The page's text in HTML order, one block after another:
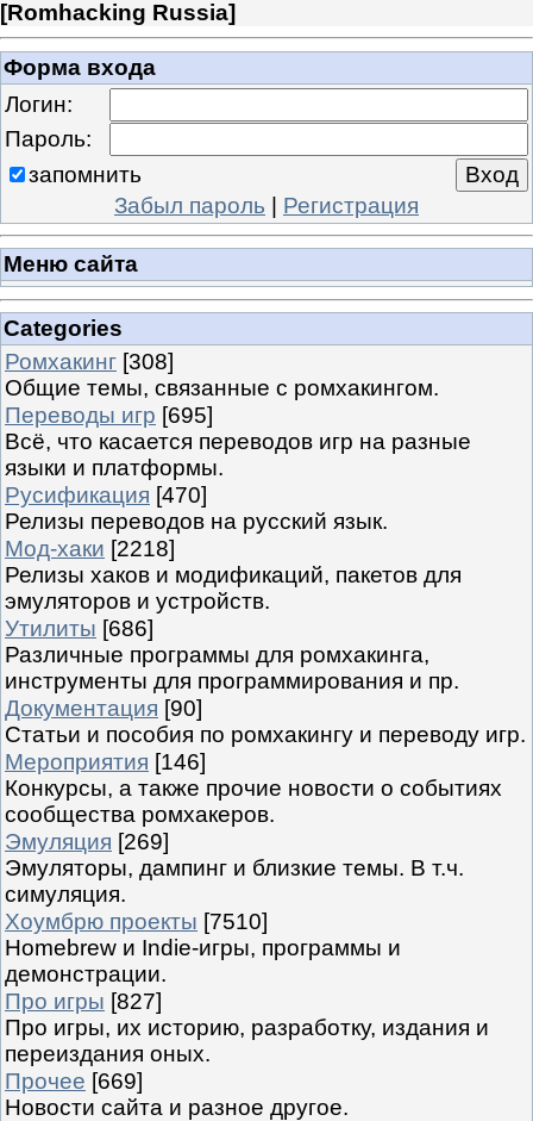
[Romhacking Russia]
Форма входа
Логин:
Пароль:
запомнить
Забыл пароль | Регистрация
Меню сайта
Categories
Ромхакинг [308]
Общие темы, связанные с ромхакингом.
Переводы игр [695]
Всё, что касается переводов игр на разные
языки и платформы.
Русификация [470]
Релизы переводов на русский язык.
Мод-хаки [2218]
Релизы хаков и модификаций, пакетов для
эмуляторов и устройств.
Утилиты [686]
Различные программы для ромхакинга,
инструменты для программирования и пр.
Документация [90]
Статьи и пособия по ромхакингу и переводу игр.
Мероприятия [146]
Конкурсы, а также прочие новости о событиях
сообщества ромхакеров.
Эмуляция [269]
Эмуляторы, дампинг и близкие темы. В т.ч.
симуляция.
Хоумбрю проекты [7510]
Homebrew и Indie-игры, программы и
демонстрации.
Про игры [827]
Про игры, их историю, разработку, издания и
переиздания оных.
Прочее [669]
Новости сайта и разное другое.